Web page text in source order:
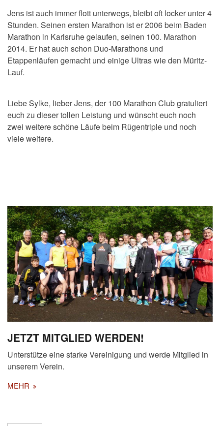
Jens ist auch immer flott unterwegs, bleibt oft locker unter 4
Stunden. Seinen ersten Marathon ist er 2006 beim Baden
Marathon in Karlsruhe gelaufen, seinen 100. Marathon
2014. Er hat auch schon Duo-Marathons und
Etappenläufen gemacht und einige Ultras wie den Müritz-
Lauf.
Liebe Sylke, lieber Jens, der 100 Marathon Club gratuliert
euch zu dieser tollen Leistung und wünscht euch noch
zwei weitere schöne Läufe beim Rügentriple und noch
viele weitere.
JETZT MITGLIED WERDEN!
Unterstütze eine starke Vereinigung und werde Mitglied in
unserem Verein.
MEHR